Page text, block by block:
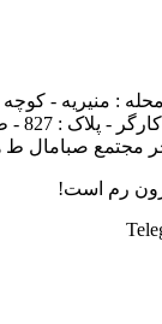
: منیریه -
: 827 - طبقه : همکف
مجتمع صبامال ط
رم است!